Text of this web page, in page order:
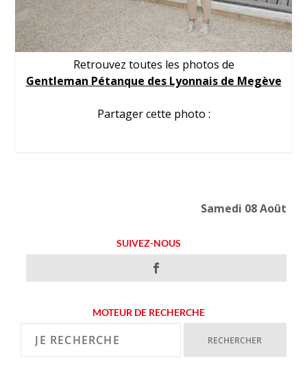
Retrouvez toutes les photos de
Gentleman Pétanque des Lyonnais de Megève
Partager cette photo :
Samedi 08 Août
SUIVEZ-NOUS
MOTEUR DE RECHERCHE